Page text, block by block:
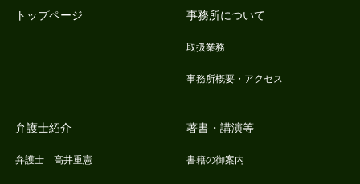
トップページ 事務所について
取扱業務
事務所概要・アクセス
弁護士紹介
弁護士 高井重憲
著書・講演等
書籍の御案内